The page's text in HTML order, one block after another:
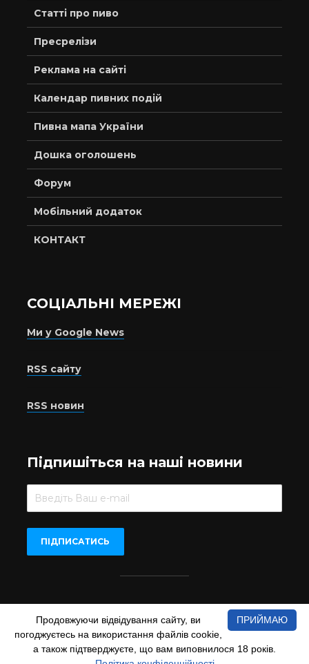
Статті про пиво
Пресрелізи
Реклама на сайті
Календар пивних подій
Пивна мапа України
Дошка оголошень
Форум
Мобільний додаток
КОНТАКТ
СОЦІАЛЬНІ МЕРЕЖІ
Ми у Google News
RSS сайту
RSS новин
Підпишіться на наші новини
Beer.UA © 2016-2022
При копіюванні матеріалів з сайту обов'язкове пряме
відкрите для пошукових систем гіперпосилання на сайт
www.beer.ua
ПРИЙМАЮ
Продовжуючи відвідування сайту, ви
погоджуєтесь на використання файлів cookie,
а також підтверджуєте, що вам виповнилося 18 років.